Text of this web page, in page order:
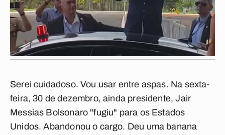
Serei cuidadoso. Vou usar entre aspas. Na sexta-
feira, 30 de dezembro, ainda presidente, Jair
Messias Bolsonaro "fugiu" para os Estados
Unidos. Abandonou o cargo. Deu uma banana